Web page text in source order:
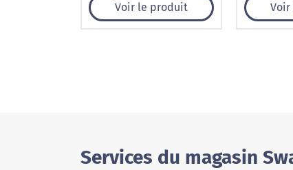
Voir le produit
Services du magasin